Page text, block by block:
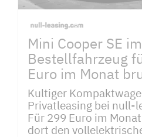
Mini Cooper SE
Bestellfahrzeug
Euro im Monat
Kultiger
Privatleasing bei null-
Für 299 Euro im
dort den